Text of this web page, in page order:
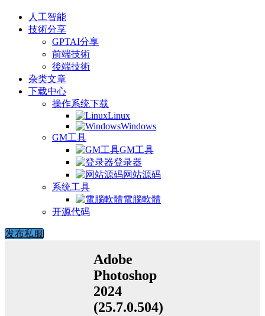
人工智能
技術分享
GPTAI分享
前端技術
後端技術
杂类文章
下载中心
操作系统下载
Linux
Windows
GM工具
GM工具
登录器
网站源码
系统工具
電腦軟體
开源代码
发布私服
Adobe
Photoshop
2024
(25.7.0.504)